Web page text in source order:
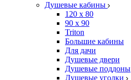
Душевые кабины
120 x 80
90 х 90
Triton
Большие кабины
Для дачи
Душевые двери
Душевые поддоны
Душевые уголки